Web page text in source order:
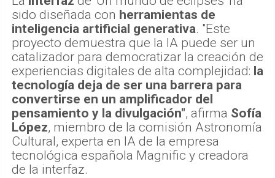
sido diseñada con herramientas de
inteligencia artificial generativa. "Este
proyecto demuestra que la IA puede ser un
catalizador para democratizar la creación de
experiencias digitales de alta complejidad: la
tecnología deja de ser una barrera para
convertirse en un amplificador del
pensamiento y la divulgación", afirma Sofía
López, miembro de la comisión Astronomía
Cultural, experta en IA de la empresa
tecnológica española Magnific y creadora
de la interfaz.